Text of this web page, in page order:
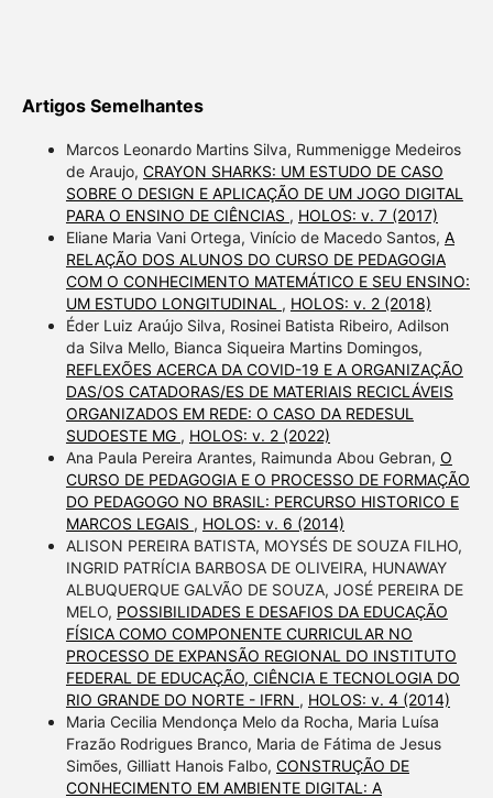
Artigos Semelhantes
Marcos Leonardo Martins Silva, Rummenigge Medeiros
de Araujo, CRAYON SHARKS: UM ESTUDO DE CASO
SOBRE O DESIGN E APLICAÇÃO DE UM JOGO DIGITAL
PARA O ENSINO DE CIÊNCIAS , HOLOS: v. 7 (2017)
Eliane Maria Vani Ortega, Vinício de Macedo Santos, A
RELAÇÃO DOS ALUNOS DO CURSO DE PEDAGOGIA
COM O CONHECIMENTO MATEMÁTICO E SEU ENSINO:
UM ESTUDO LONGITUDINAL , HOLOS: v. 2 (2018)
Éder Luiz Araújo Silva, Rosinei Batista Ribeiro, Adilson
da Silva Mello, Bianca Siqueira Martins Domingos,
REFLEXÕES ACERCA DA COVID-19 E A ORGANIZAÇÃO
DAS/OS CATADORAS/ES DE MATERIAIS RECICLÁVEIS
ORGANIZADOS EM REDE: O CASO DA REDESUL
SUDOESTE MG , HOLOS: v. 2 (2022)
Ana Paula Pereira Arantes, Raimunda Abou Gebran, O
CURSO DE PEDAGOGIA E O PROCESSO DE FORMAÇÃO
DO PEDAGOGO NO BRASIL: PERCURSO HISTORICO E
MARCOS LEGAIS , HOLOS: v. 6 (2014)
ALISON PEREIRA BATISTA, MOYSÉS DE SOUZA FILHO,
INGRID PATRÍCIA BARBOSA DE OLIVEIRA, HUNAWAY
ALBUQUERQUE GALVÃO DE SOUZA, JOSÉ PEREIRA DE
MELO, POSSIBILIDADES E DESAFIOS DA EDUCAÇÃO
FÍSICA COMO COMPONENTE CURRICULAR NO
PROCESSO DE EXPANSÃO REGIONAL DO INSTITUTO
FEDERAL DE EDUCAÇÃO, CIÊNCIA E TECNOLOGIA DO
RIO GRANDE DO NORTE - IFRN , HOLOS: v. 4 (2014)
Maria Cecilia Mendonça Melo da Rocha, Maria Luísa
Frazão Rodrigues Branco, Maria de Fátima de Jesus
Simões, Gilliatt Hanois Falbo, CONSTRUÇÃO DE
CONHECIMENTO EM AMBIENTE DIGITAL: A